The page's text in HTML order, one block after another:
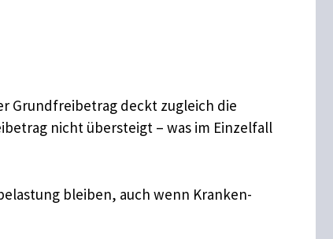
Grundfreibetrag deckt zugleich die
nicht übersteigt – was im Einzelfall
bleiben, auch wenn Kranken-